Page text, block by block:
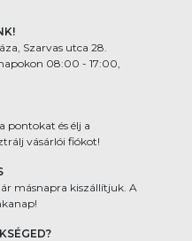
Szarvas utca 28.
08:00 - 17:00,
pontokat és élj a
vásárlói fiókot!
másnapra kiszállítjuk. A